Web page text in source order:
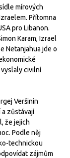
mírových
Přítomna
pro Libanon.
Karam, Izrael
Netanjahua jde o
civilní
Veršinin
a zůstávají
že jejich
Podle něj
technickou
zájmům